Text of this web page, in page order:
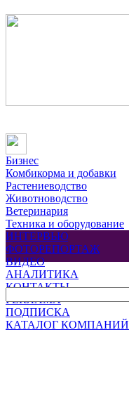
Бизнес
Комбикорма и добавки
Растениеводство
Животноводство
Ветеринария
Техника и оборудование
ИНТЕРВЬЮ
ФОТОРЕПОРТАЖ
ВИДЕО
АНАЛИТИКА
КОНТАКТЫ
РЕКЛАМА
ПОДПИСКА
КАТАЛОГ КОМПАНИЙ